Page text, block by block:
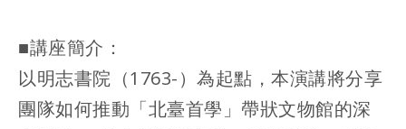
■講座簡介：
以明志書院（1763-）為起點，本演講將分享
團隊如何推動「北臺首學」帶狀文物館的深